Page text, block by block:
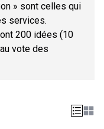
» sont celles qui
services.
200 idées (10
vote des